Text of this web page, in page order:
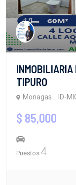
TIPURO
Monagas ID-
$ 85,000
Puestos 4